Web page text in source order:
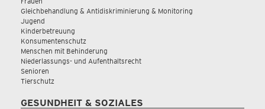
Gleichbehandlung & Antidiskriminierung & Monitoring
Jugend
Kinderbetreuung
Konsumentenschutz
Menschen mit Behinderung
Niederlassungs- und Aufenthaltsrecht
Senioren
Tierschutz
GESUNDHEIT & SOZIALES